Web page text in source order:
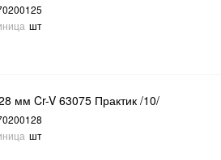
шт
мм Cr-V 63075 Практик /10/
шт